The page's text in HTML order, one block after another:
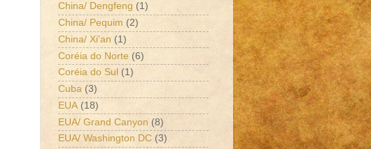
China/ Dengfeng (1)
China/ Pequim (2)
China/ Xi'an (1)
Coréia do Norte (6)
Coréia do Sul (1)
Cuba (3)
EUA (18)
EUA/ Grand Canyon (8)
EUA/ Washington DC (3)